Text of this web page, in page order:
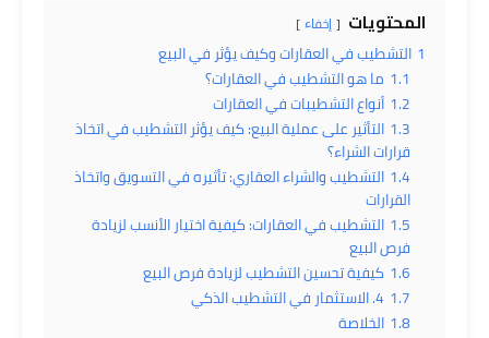
المحتويات إخفاء
1 التشطيب في العقارات وكيف يؤثر في البيع
1.1 ما هو التشطيب في العقارات؟
1.2 أنواع التشطيبات في العقارات
1.3 التأثير على عملية البيع: كيف يؤثر التشطيب في اتخاذ
قرارات الشراء؟
1.4 التشطيب والشراء العقاري: تأثيره في التسويق واتخاذ
القرارات
1.5 التشطيب في العقارات: كيفية اختيار الأنسب لزيادة
فرص البيع
1.6 كيفية تحسين التشطيب لزيادة فرص البيع
1.7 4. الاستثمار في التشطيب الذكي
1.8 الخلاصة